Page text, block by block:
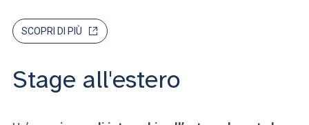
SCOPRI DI PIÙ
Stage all'estero